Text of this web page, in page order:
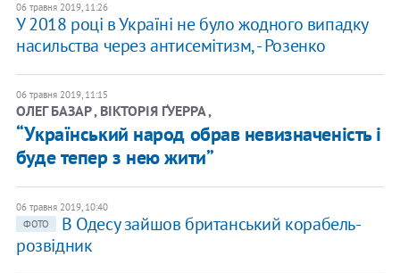
06 травня 2019, 11:26
У 2018 році в Україні не було жодного випадку
насильства через антисемітизм, - Розенко
06 травня 2019, 11:15
ОЛЕГ БАЗАР , ВІКТОРІЯ ҐУЕРРА ,
“Український народ обрав невизначеність і
буде тепер з нею жити”
06 травня 2019, 10:40
ФОТО
В Одесу зайшов британський корабель-
розвідник